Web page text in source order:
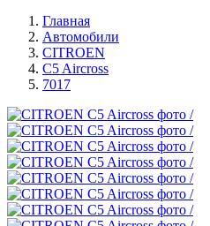
Главная
Автомобили
CITROEN
C5 Aircross
7017